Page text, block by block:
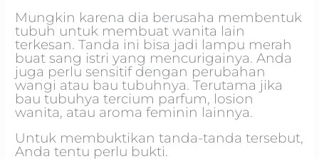
Mungkin karena dia berusaha membentuk
tubuh untuk membuat wanita lain
terkesan. Tanda ini bisa jadi lampu merah
buat sang istri yang mencurigainya. Anda
juga perlu sensitif dengan perubahan
wangi atau bau tubuhnya. Terutama jika
bau tubuhya tercium parfum, losion
wanita, atau aroma feminin lainnya.
Untuk membuktikan tanda-tanda tersebut,
Anda tentu perlu bukti.